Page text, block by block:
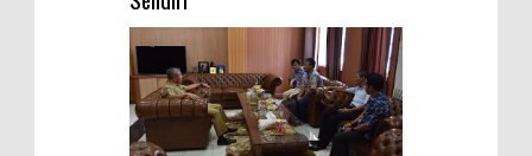
Polsek Bolo Bongkar Peredaran
Sabu di Tambe, 2 Pria
Diamankan Bersama 23 Poket